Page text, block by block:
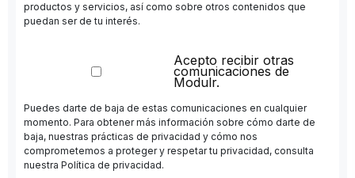
productos y servicios, así como sobre otros contenidos que
puedan ser de tu interés.
Acepto recibir otras
comunicaciones de
Modulr.
Puedes darte de baja de estas comunicaciones en cualquier
momento. Para obtener más información sobre cómo darte de
baja, nuestras prácticas de privacidad y cómo nos
comprometemos a proteger y respetar tu privacidad, consulta
nuestra Política de privacidad.